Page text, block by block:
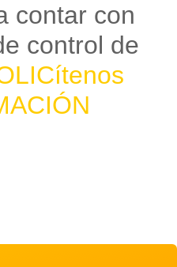
contar con
control de